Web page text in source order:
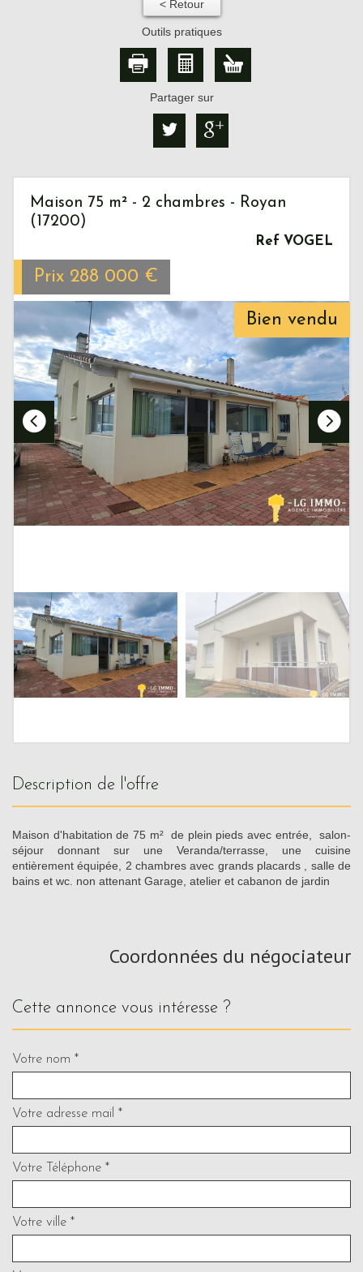
< Retour
Outils pratiques
Partager sur
Bien vendu
Maison 75 m² - 2 chambres - Royan
(17200)
Ref VOGEL
Prix 288 000 €
description de l'offre
Maison d'habitation de 75 m² de plein pieds avec entrée, salon-
séjour donnant sur une Veranda/terrasse, une cuisine
entièrement équipée, 2 chambres avec grands placards , salle de
bains et wc. non attenant Garage, atelier et cabanon de jardin
Coordonnées du négociateur
cette annonce vous intéresse ?
Votre nom *
Votre adresse mail *
Votre Téléphone *
Votre ville *